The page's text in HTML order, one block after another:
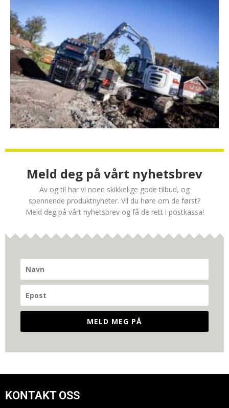
Meld deg på vårt nyhetsbrev
Av og til har vi noen skikkelige gode tilbud, og
spennende produktnyheter. Vil du høre om de først?
Meld deg på vårt nyhetsbrev og få de rett i postkassa!
MELD MEG PÅ
KONTAKT OSS